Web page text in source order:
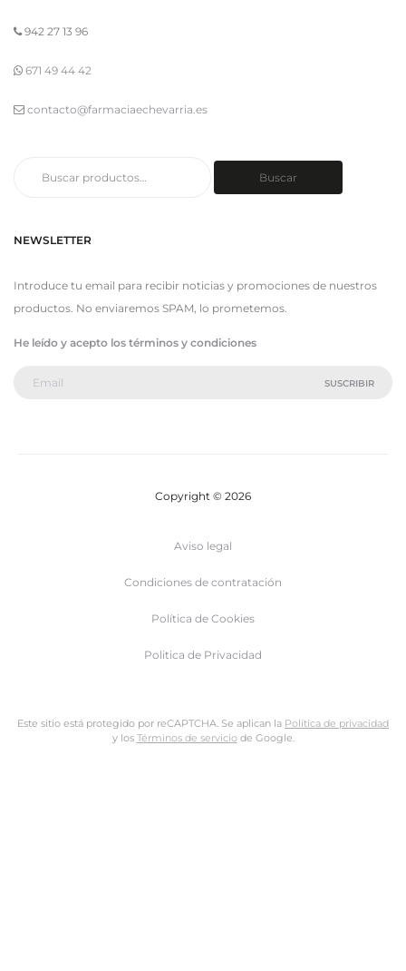
942 27 13 96
671 49 44 42
contacto@farmaciaechevarria.es
Buscar
NEWSLETTER
Introduce tu email para recibir noticias y promociones de nuestros
productos. No enviaremos SPAM, lo prometemos.
He leído y acepto los términos y condiciones
Copyright © 2026
Aviso legal
Condiciones de contratación
Política de Cookies
Politica de Privacidad
Este sitio está protegido por reCAPTCHA. Se aplican la Política de privacidad
y los Términos de serviciode Google.